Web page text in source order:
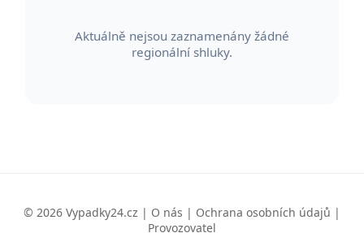
Aktuálně nejsou zaznamenány žádné
regionální shluky.
© 2026 Vypadky24.cz | O nás | Ochrana osobních údajů |
Provozovatel